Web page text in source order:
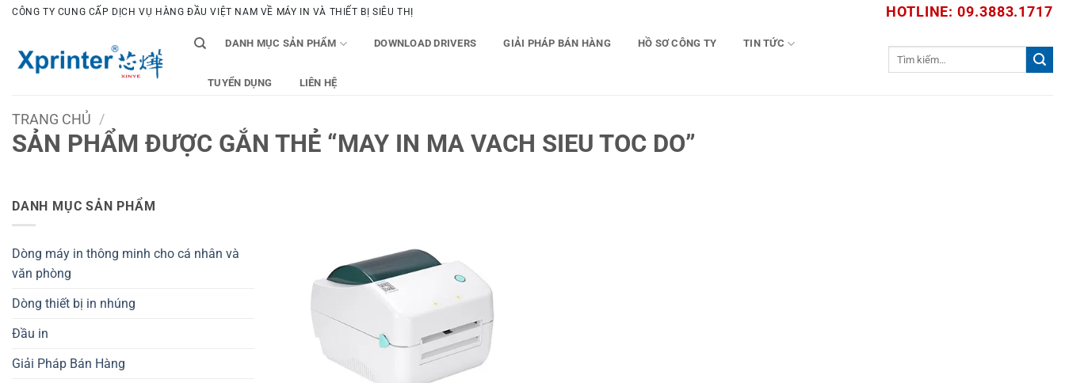
Bỏ
dung
CÔNG TY CUNG CẤP DỊCH VỤ HÀNG ĐẦU VIỆT NAM VỀ MÁY IN VÀ THIẾT BỊ SIÊU THỊ HOTLINE: 09.3883.1717
DANH MỤC SẢN PHẨM DOWNLOAD DRIVERS GIẢI PHÁP BÁN HÀNG HỒ SƠ CÔNG TY TIN TỨC
TUYỂN DỤNG LIÊN HỆ
TRANG CHỦ /
SẢN PHẨM ĐƯỢC GẮN THẺ “MAY IN MA VACH SIEU TOC DO”
DANH MỤC SẢN PHẨM
Dòng máy in thông minh cho cá nhân và
văn phòng
Dòng thiết bị in nhúng
Đầu in
Giải Pháp Bán Hàng